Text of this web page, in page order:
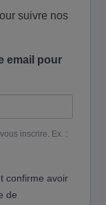
suivre nos
email pour
inscrire. Ex. :
confirme avoir
de